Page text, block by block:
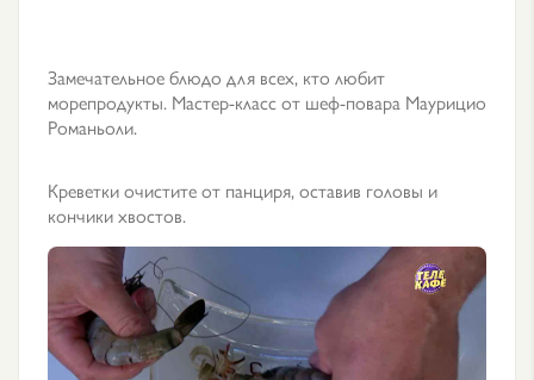
Замечательное блюдо для всех, кто любит
морепродукты. Мастер-класс от шеф-повара Маурицио
Романьоли.
Креветки очистите от панциря, оставив головы и
кончики хвостов.